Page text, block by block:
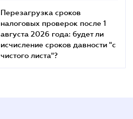
Перезагрузка сроков
налоговых проверок после 1
августа 2026 года: будет ли
исчисление сроков давности "с
чистого листа"?